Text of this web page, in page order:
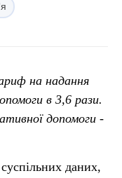
на надання
в 3,6 рази.
допомоги -
даних,